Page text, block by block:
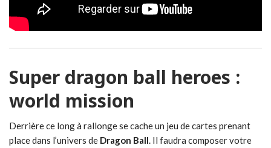
Super dragon ball heroes :
world mission
Derrière ce long à rallonge se cache un jeu de cartes prenant
place dans l’univers de Dragon Ball. Il faudra composer votre